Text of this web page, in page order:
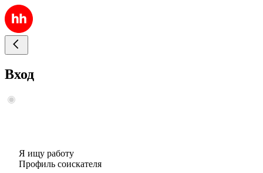
Вход
Я ищу работу
Профиль соискателя